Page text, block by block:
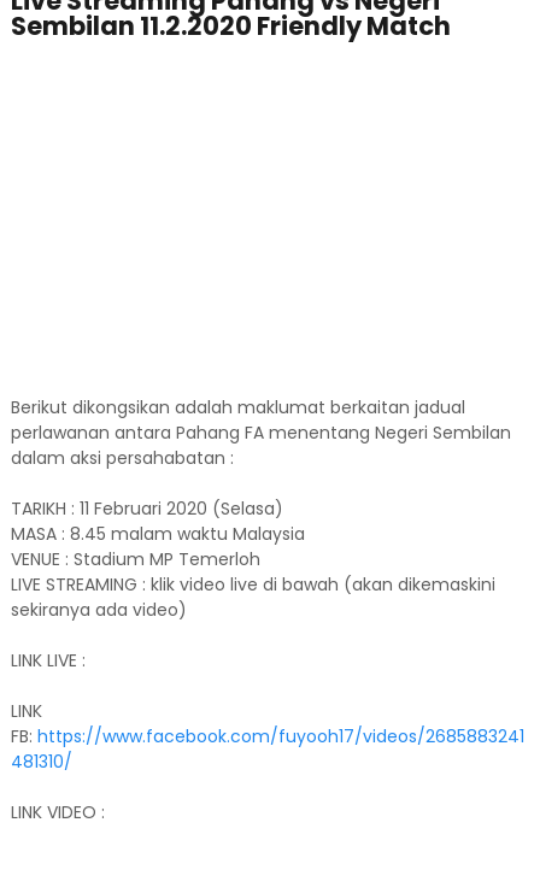
Sembilan 11.2.2020 Friendly Match
Berikut dikongsikan adalah maklumat berkaitan jadual
perlawanan antara Pahang FA menentang Negeri Sembilan
dalam aksi persahabatan :
TARIKH : 11 Februari 2020 (Selasa)
MASA : 8.45 malam waktu Malaysia
VENUE : Stadium MP Temerloh
LIVE STREAMING : klik video live di bawah (akan dikemaskini
sekiranya ada video)
LINK LIVE :
LINK
FB: https://www.facebook.com/fuyooh17/videos/2685883241
481310/
LINK VIDEO :